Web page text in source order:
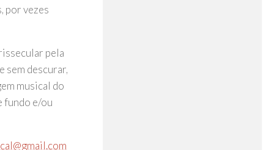
por vezes
pela
sem descurar,
musical do
fundo e/ou